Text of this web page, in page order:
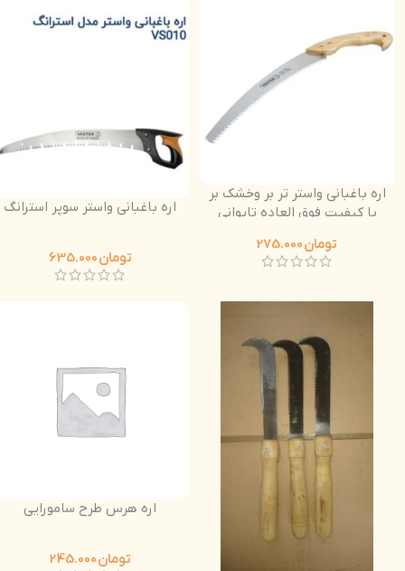
اره باغبانی واستر تر بر وخشک بر
با کیفیت فوق العاده تایوانی
تومان
اره باغبانی واستر سوپر استرانگ
تومان
اره هرس طرح سامورایی
تومان